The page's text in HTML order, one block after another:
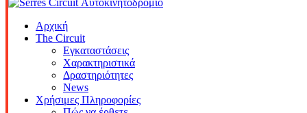
Αρχική
The Circuit
Εγκαταστάσεις
Χαρακτηριστικά
Δραστηριότητες
News
Χρήσιμες Πληροφορίες